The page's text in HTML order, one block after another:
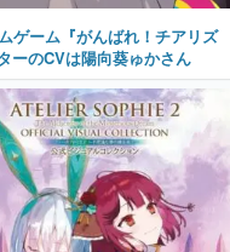
ゲーム『がんばれ！チアリズ
ーのCVは陽向葵ゅかさん